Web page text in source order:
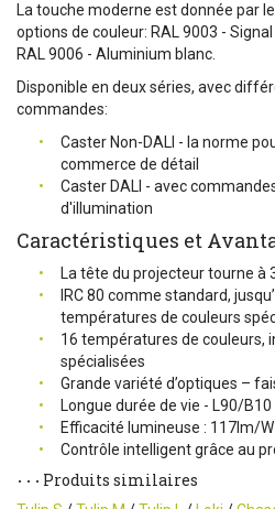
La touche moderne est donnée par
options de couleur: RAL 9003 -
RAL 9006 - Aluminium blanc.
Disponible en deux séries, avec
commandes:
Caster Non-DALI - la norme
commerce de détail
Caster DALI - avec
d'illumination
Caractéristiques et
La tête du projecteur tourne à
IRC 80 comme standard,
températures de couleurs
16 températures de couleurs,
spécialisées
Grande variété d’optiques –
Longue durée de vie - L90/
Efficacité lumineuse : 117lm/
Contrôle intelligent grâce au
Produits similaires